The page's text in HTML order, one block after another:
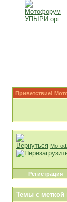
Приветствие!
Регистрация
Темы с меткой